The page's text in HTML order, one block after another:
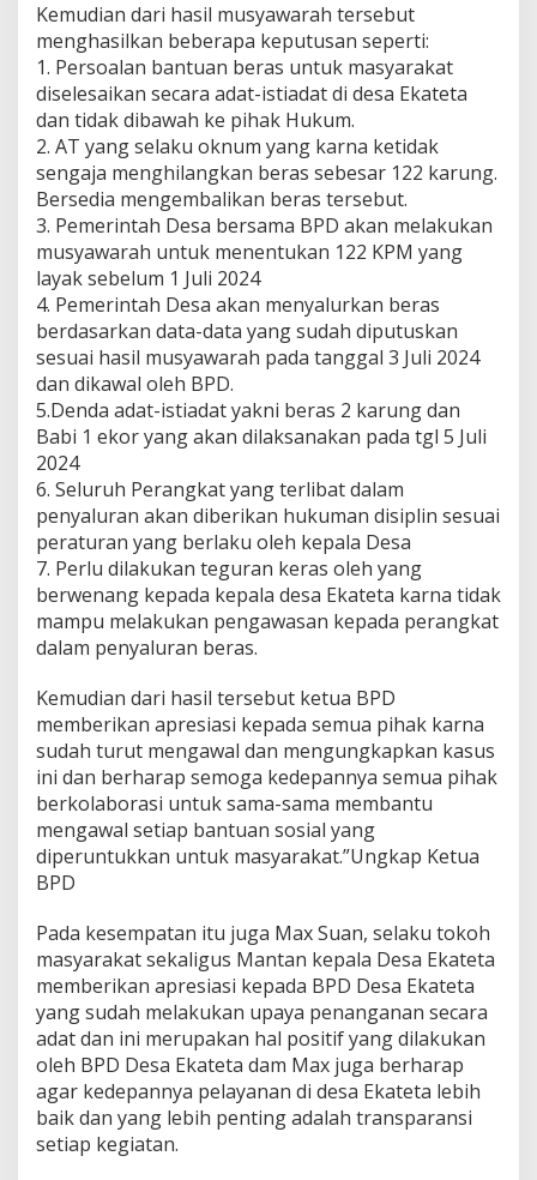
Kemudian dari hasil musyawarah tersebut
menghasilkan beberapa keputusan seperti:
1. Persoalan bantuan beras untuk masyarakat
diselesaikan secara adat-istiadat di desa Ekateta
dan tidak dibawah ke pihak Hukum.
2. AT yang selaku oknum yang karna ketidak
sengaja menghilangkan beras sebesar 122 karung.
Bersedia mengembalikan beras tersebut.
3. Pemerintah Desa bersama BPD akan melakukan
musyawarah untuk menentukan 122 KPM yang
layak sebelum 1 Juli 2024
4. Pemerintah Desa akan menyalurkan beras
berdasarkan data-data yang sudah diputuskan
sesuai hasil musyawarah pada tanggal 3 Juli 2024
dan dikawal oleh BPD.
5.Denda adat-istiadat yakni beras 2 karung dan
Babi 1 ekor yang akan dilaksanakan pada tgl 5 Juli
2024
6. Seluruh Perangkat yang terlibat dalam
penyaluran akan diberikan hukuman disiplin sesuai
peraturan yang berlaku oleh kepala Desa
7. Perlu dilakukan teguran keras oleh yang
berwenang kepada kepala desa Ekateta karna tidak
mampu melakukan pengawasan kepada perangkat
dalam penyaluran beras.
Kemudian dari hasil tersebut ketua BPD
memberikan apresiasi kepada semua pihak karna
sudah turut mengawal dan mengungkapkan kasus
ini dan berharap semoga kedepannya semua pihak
berkolaborasi untuk sama-sama membantu
mengawal setiap bantuan sosial yang
diperuntukkan untuk masyarakat.”Ungkap Ketua
BPD
Pada kesempatan itu juga Max Suan, selaku tokoh
masyarakat sekaligus Mantan kepala Desa Ekateta
memberikan apresiasi kepada BPD Desa Ekateta
yang sudah melakukan upaya penanganan secara
adat dan ini merupakan hal positif yang dilakukan
oleh BPD Desa Ekateta dam Max juga berharap
agar kedepannya pelayanan di desa Ekateta lebih
baik dan yang lebih penting adalah transparansi
setiap kegiatan.